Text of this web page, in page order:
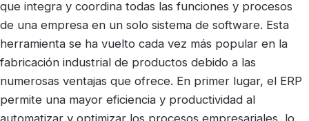
que integra y coordina todas las funciones y procesos
de una empresa en un solo sistema de software. Esta
herramienta se ha vuelto cada vez más popular en la
fabricación industrial de productos debido a las
numerosas ventajas que ofrece. En primer lugar, el ERP
permite una mayor eficiencia y productividad al
automatizar y optimizar los procesos empresariales, lo